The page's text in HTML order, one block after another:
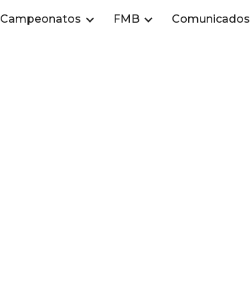
Skip to navigation
Campeonatos FMB Comunicados